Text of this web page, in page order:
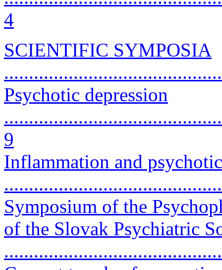
4
SCIENTIFIC SYMPOSIA
Psychotic depression
9
Inflammation and
Symposium of the
of the Slovak Psychiatric